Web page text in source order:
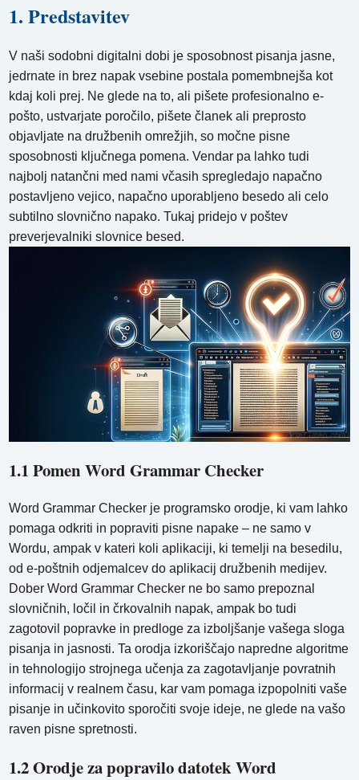
1. Predstavitev
V naši sodobni digitalni dobi je sposobnost pisanja jasne,
jedrnate in brez napak vsebine postala pomembnejša kot
kdaj koli prej. Ne glede na to, ali pišete profesionalno e-
pošto, ustvarjate poročilo, pišete članek ali preprosto
objavljate na družbenih omrežjih, so močne pisne
sposobnosti ključnega pomena. Vendar pa lahko tudi
najbolj natančni med nami včasih spregledajo napačno
postavljeno vejico, napačno uporabljeno besedo ali celo
subtilno slovnično napako. Tukaj pridejo v poštev
preverjevalniki slovnice besed.
1.1 Pomen Word Grammar Checker
Word Grammar Checker je programsko orodje, ki vam lahko
pomaga odkriti in popraviti pisne napake – ne samo v
Wordu, ampak v kateri koli aplikaciji, ki temelji na besedilu,
od e-poštnih odjemalcev do aplikacij družbenih medijev.
Dober Word Grammar Checker ne bo samo prepoznal
slovničnih, ločil in črkovalnih napak, ampak bo tudi
zagotovil popravke in predloge za izboljšanje vašega sloga
pisanja in jasnosti. Ta orodja izkoriščajo napredne algoritme
in tehnologijo strojnega učenja za zagotavljanje povratnih
informacij v realnem času, kar vam pomaga izpopolniti vaše
pisanje in učinkovito sporočiti svoje ideje, ne glede na vašo
raven pisne spretnosti.
1.2 Orodje za popravilo datotek Word